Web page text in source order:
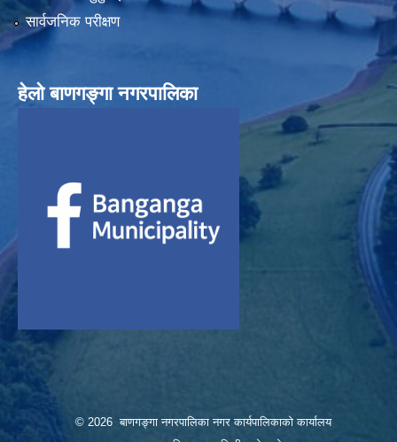
सार्वजनिक परीक्षण
हेलाे बाणगङ्गा नगरपालिका
© 2026 बाणगङ्गा नगरपालिका नगर कार्यपालिकाको कार्यालय